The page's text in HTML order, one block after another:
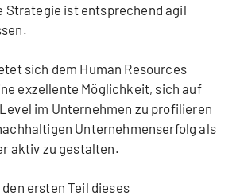
Strategie ist entsprechend agil
sich dem Human Resources
exzellente Möglichkeit, sich auf
im Unternehmen zu profilieren
Unternehmenserfolg als
aktiv zu gestalten.
ersten Teil dieses